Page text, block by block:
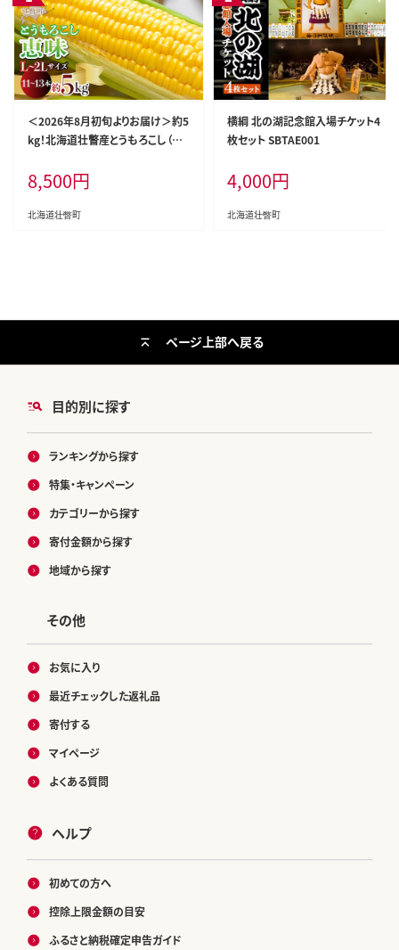
＜2026年8月初旬よりお届け＞約5
kg！北海道壮瞥産とうもろこし（恵
P002
8,500円
北海道壮瞥町
横綱 北の湖記念館入場チケット4
枚セット SBTAE001
4,000円
北海道壮瞥町
目的別に探す
ランキングから探す
特集・キャンペーン
カテゴリーから探す
寄付金額から探す
地域から探す
その他
お気に入り
最近チェックした返礼品
寄付する
マイページ
よくある質問
ヘルプ
初めての方へ
控除上限金額の目安
ふるさと納税確定申告ガイド
ページ上部へ戻る